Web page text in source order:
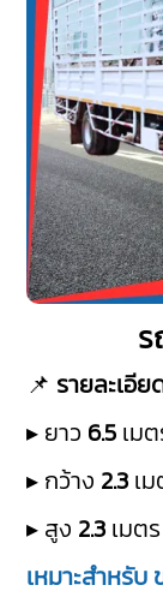
📌 รายละเอีย
▸ ยาว 6.5 เม
▸ กว้าง 2.3 เ
▸ สูง 2.3 เมตร
เหมาะสำหรั